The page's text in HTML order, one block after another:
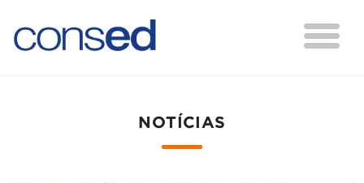
NOTÍCIAS